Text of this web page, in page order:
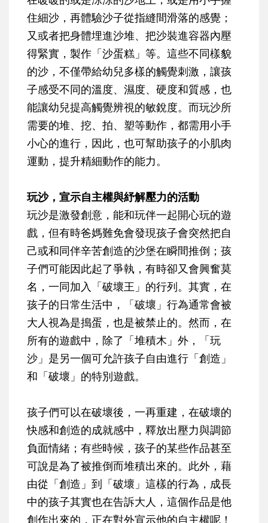
住細沙，再體驗沙子從指縫間滑落的感覺；
又或者把身體埋進沙堆、把沙裝進容器內壓
得緊實，製作「沙蛋糕」等。這些不同樣貌
的沙，不僅帶給幼兒多樣的觸覺刺激，讓孩
子感受不同的溫度、濕度、硬度和質感，也
能讓幼兒提高觸覺辨視的敏銳度。而玩沙所
需要的堆、挖、拍、塑等動作，都需用小手
小心的進行，因此，也可幫助孩子的小肌肉
運動，提升精細動作的能力。
玩沙，宣示自主權與紓解壓力的活動
玩沙是激發創意，能和玩伴一起開心玩的遊
戲，但有時爸媽難免會發現孩子會突然把自
己或和同伴辛苦創造的沙堡在瞬間推倒；孩
子們可能因此起了爭執，有時卻又會興奮莫
名，一同加入「破壞王」的行列。其實，在
孩子的日常生活中，「破壞」行為通常會被
大人視為是搗蛋，也是被禁止的。然而，在
所有的遊戲中，除了「堆積木」外，「玩
沙」是另一個可允許孩子自由進行「創造」
和「破壞」的特別遊戲。
孩子們可以在破壞後，一再重建，在破壞的
快感和創造的成就感中，釋放出壓力與調節
負面情緒；有些時候，孩子的某些作品甚至
可說是為了被推倒而堆積出來的。此外，藉
由從「創造」到「破壞」這樣的行為，成長
中的孩子其實也在告訴大人，這個作品是他
創作出來的，正在對外宣示他的自主權呢！